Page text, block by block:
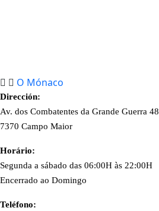
O Mónaco
Dirección:
Av. dos Combatentes da Grande Guerra 48
7370 Campo Maior
Horário:
Segunda a sábado das 06:00H às 22:00H
Encerrado ao Domingo
Teléfono: